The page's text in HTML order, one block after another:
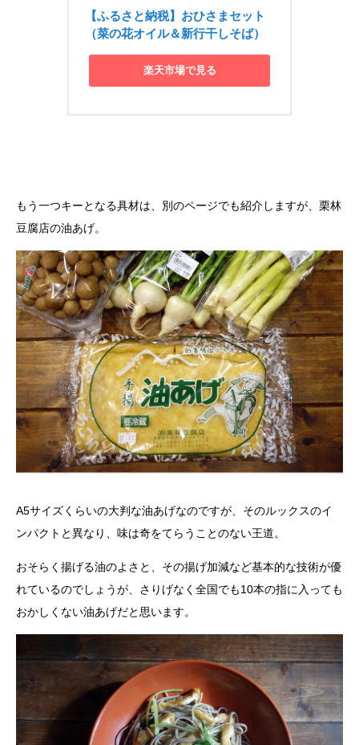
【ふるさと納税】おひさまセット
（菜の花オイル＆新行干しそば）
楽天市場で見る
もう一つキーとなる具材は、別のページでも紹介しますが、栗林
豆腐店の油あげ。
A5サイズくらいの大判な油あげなのですが、そのルックスのイ
ンパクトと異なり、味は奇をてらうことのない王道。
おそらく揚げる油のよさと、その揚げ加減など基本的な技術が優
れているのでしょうが、さりげなく全国でも10本の指に入っても
おかしくない油あげだと思います。